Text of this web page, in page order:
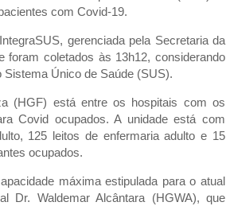
com Covid-19.
gerenciada pela Secretaria da
foram coletados às 13h12, considerando
Único de Saúde (SUS).
(HGF) está entre os hospitais com os
Covid ocupados. A unidade está com
125 leitos de enfermaria adulto e 15
ocupados.
máxima estipulada para o atual
Dr. Waldemar Alcântara (HGWA), que